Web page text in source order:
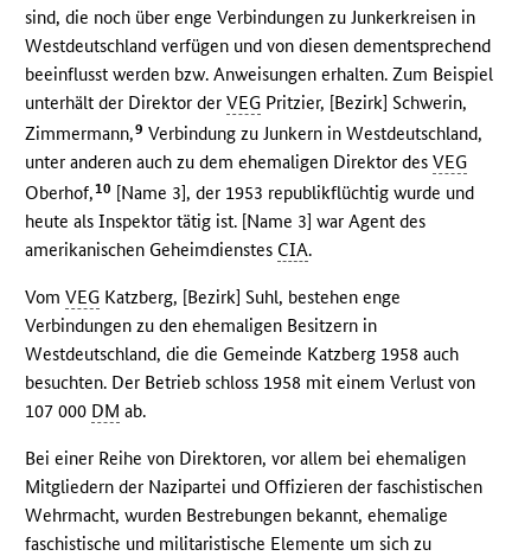
sind, die noch über enge Verbindungen zu Junkerkreisen in
Westdeutschland verfügen und von diesen dementsprechend
beeinflusst werden bzw. Anweisungen erhalten. Zum Beispiel
unterhält der Direktor derVEG Pritzier, [Bezirk] Schwerin,
Zimmermann,9 Verbindung zu Junkern in Westdeutschland,
unter anderen auch zu dem ehemaligen Direktor desVEG
Oberhof,10 [Name 3], der 1953 republikflüchtig wurde und
heute als Inspektor tätig ist. [Name 3] war Agent des
amerikanischen Geheimdienstes CIA.
VomVEG Katzberg, [Bezirk] Suhl, bestehen enge
Verbindungen zu den ehemaligen Besitzern in
Westdeutschland, die die Gemeinde Katzberg 1958 auch
besuchten. Der Betrieb schloss 1958 mit einem Verlust von
107 000 DM ab.
Bei einer Reihe von Direktoren, vor allem bei ehemaligen
Mitgliedern der Nazipartei und Offizieren der faschistischen
Wehrmacht, wurden Bestrebungen bekannt, ehemalige
faschistische und militaristische Elemente um sich zu